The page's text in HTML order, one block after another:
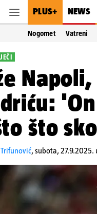
PLUS+ NEWS
Nogomet Vatreni
što
,subota, 27.9.2025.